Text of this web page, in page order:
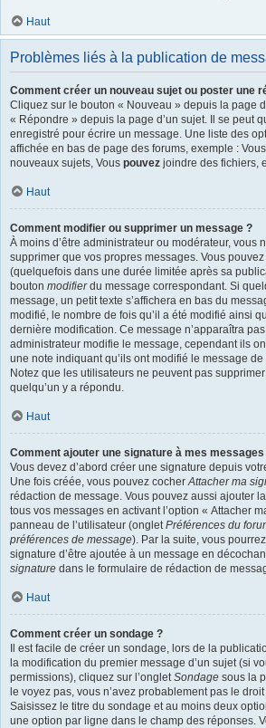
Haut
Problèmes liés à la publication de
Comment créer un nouveau sujet ou poster une
Cliquez sur le bouton « Nouveau » depuis la page
« Répondre » depuis la page d’un sujet. Il se peut
enregistré pour écrire un message. Une liste des
affichée en bas de page des forums, exemple : Vous
nouveaux sujets, Vous pouvez joindre des fichiers,
Haut
Comment modifier ou supprimer un message ?
À moins d’être administrateur ou modérateur, vous
supprimer que vos propres messages. Vous
(quelquefois dans une durée limitée après sa
bouton modifierdu message correspondant. Si
message, un petit texte s’affichera en bas du
modifié, le nombre de fois qu’il a été modifié ainsi
dernière modification. Ce message n’apparaîtra
administrateur modifie le message, cependant ils
une note indiquant qu’ils ont modifié le message
Notez que les utilisateurs ne peuvent pas
quelqu’un y a répondu.
Haut
Comment ajouter une signature à mes messages
Vous devez d’abord créer une signature depuis
Une fois créée, vous pouvez cocherAttacher ma
rédaction de message. Vous pouvez aussi ajouter
tous vos messages en activant l’option « Attacher
panneau de l’utilisateur (ongletPréférences du
préférences de message). Par la suite, vous
signature d’être ajoutée à un message en
signature dans le formulaire de rédaction de
Haut
Comment créer un sondage ?
Il est facile de créer un sondage, lors de la
la modification du premier message d’un sujet (si
permissions), cliquez sur l’ongletSondage sous la
le voyez pas, vous n’avez probablement pas le
Saisissez le titre du sondage et au moins deux
une option par ligne dans le champ des réponses.